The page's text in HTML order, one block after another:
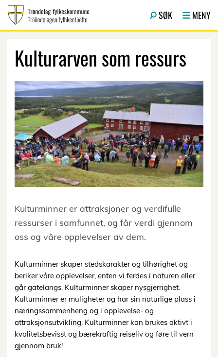
SØK MENY
Kulturarven som ressurs
Kulturminner er attraksjoner og verdifulle
ressurser i samfunnet, og får verdi gjennom
oss og våre opplevelser av dem.
Kulturminner skaper stedskarakter og tilhørighet og
beriker våre opplevelser, enten vi ferdes i naturen eller
går gatelangs. Kulturminner skaper nysgjerrighet.
Kulturminner er muligheter og har sin naturlige plass i
næringssammenheng og i opplevelse- og
attraksjonsutvikling. Kulturminner kan brukes aktivt i
kvalitetsbevisst og bærekraftig reiseliv og føre til vern
gjennom bruk!